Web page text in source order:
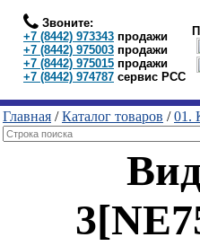
Звоните:
+7 (8442) 973343 продажи
+7 (8442) 975003 продажи
+7 (8442) 975015 продажи
+7 (8442) 974787 сервис РСС
Главная /Каталог товаров /01.